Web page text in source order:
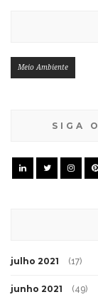
Meio Ambiente
SIGA
julho 2021 (17)
junho 2021 (49)